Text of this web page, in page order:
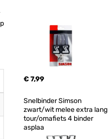
€ 7,99
Snelbinder Simson
zwart/wit melee extra lang
tour/omafiets 4 binder
asplaa